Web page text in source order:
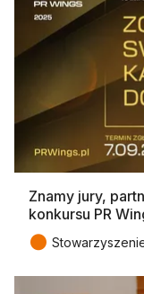
Znamy jury,
konkursu PR
●